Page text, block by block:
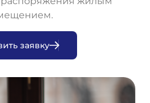
ить заявку